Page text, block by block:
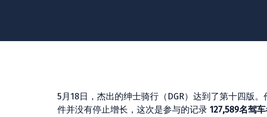
5月18日，杰出的绅士骑行（DGR）达到了第十四版
件并没有停止增长，这次是参与的记录 127,589名驾